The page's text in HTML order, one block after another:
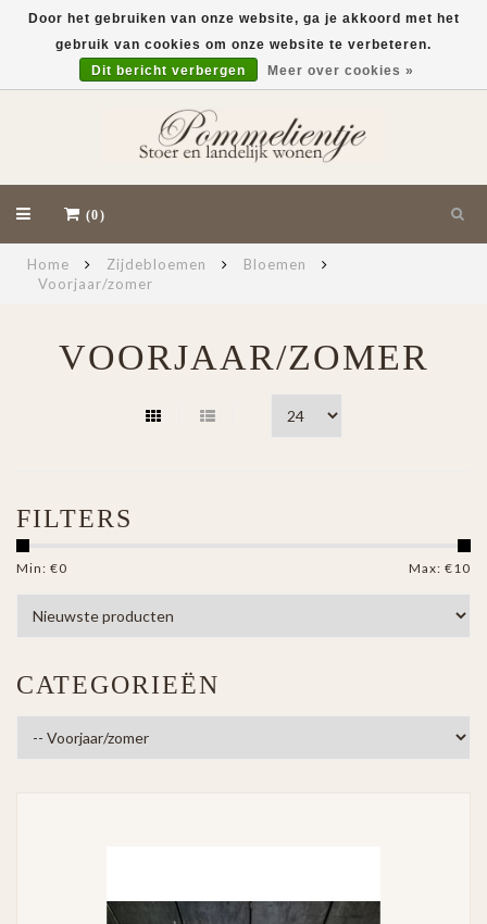
(0)
Home Zijdebloemen
Bloemen
Voorjaar/zomer
VOORJAAR/ZOMER
FILTERS
Min: €0 Max: €10
CATEGORIEËN
Door het gebruiken van onze website, ga je akkoord met het
gebruik van cookies om onze website te verbeteren.
Dit bericht verbergen
Meer over cookies »